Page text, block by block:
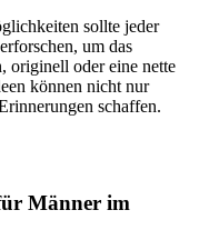
sollte jeder
um das
originell oder eine nette
können nicht nur
schaffen.
Männer im